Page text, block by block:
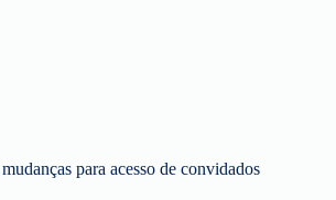
para acesso de convidados